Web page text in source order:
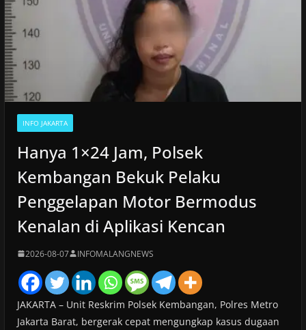
INFO JAKARTA
Hanya 1×24 Jam, Polsek
Kembangan Bekuk Pelaku
Penggelapan Motor Bermodus
Kenalan di Aplikasi Kencan
2026-08-07 INFOMALANGNEWS
JAKARTA – Unit Reskrim Polsek Kembangan, Polres Metro
Jakarta Barat, bergerak cepat mengungkap kasus dugaan